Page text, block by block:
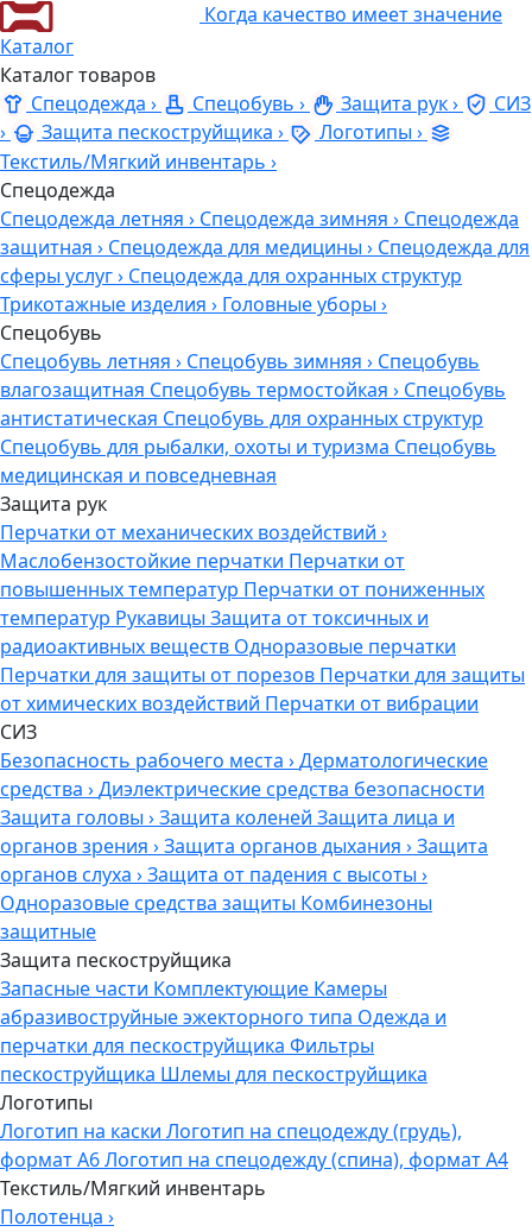
Когда качество имеет значение
Каталог
Каталог товаров
Спецодежда › Спецобувь › Защита рук›
СИЗ
›
Защита пескоструйщика › Логотипы ›
Текстиль/Мягкий инвентарь ›
Спецодежда
Спецодежда летняя › Спецодежда зимняя › Спецодежда
защитная › Спецодежда для медицины › Спецодежда для
сферы услуг› Спецодежда для охранных структур
Трикотажные изделия › Головные уборы ›
Спецобувь
Спецобувь летняя › Спецобувь зимняя › Спецобувь
влагозащитная Спецобувь термостойкая › Спецобувь
антистатическая Спецобувь для охранных структур
Спецобувь для рыбалки, охоты и туризма Спецобувь
медицинская и повседневная
Защита рук
Перчатки от механических воздействий ›
Маслобензостойкие перчатки Перчатки от
повышенных температур Перчатки от пониженных
температур Рукавицы Защита от токсичных и
радиоактивных веществ Одноразовые перчатки
Перчатки для защиты от порезов Перчатки для защиты
от химических воздействий Перчатки от вибрации
СИЗ
Безопасность рабочего места ›Дерматологические
средства ›Диэлектрические средства безопасности
Защита головы ›Защита коленей Защита лица и
органов зрения ›Защита органов дыхания ›Защита
органов слуха ›Защита от падения с высоты ›
Одноразовые средства защиты Комбинезоны
защитные
Защита пескоструйщика
Запасные части Комплектующие Камеры
абразивоструйные эжекторного типа Одежда и
перчатки для пескоструйщика Фильтры
пескоструйщика Шлемы для пескоструйщика
Логотипы
Логотип на каски Логотип на спецодежду (грудь),
формат А6Логотип на спецодежду (спина), формат А4
Текстиль/Мягкий инвентарь
Полотенца ›